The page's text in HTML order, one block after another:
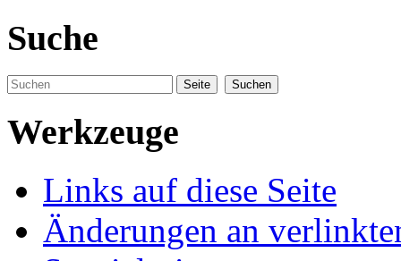
Suche
Werkzeuge
Links auf diese Seite
Änderungen an